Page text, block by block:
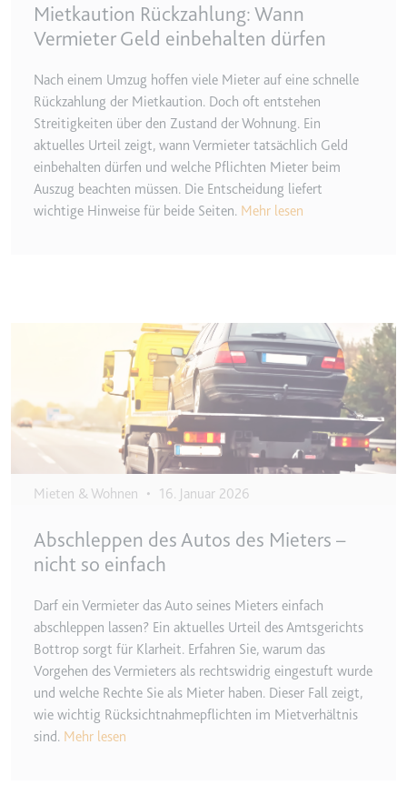
eingebetteten Inhalten zu
verfolgen.
Typ:
HTML Local Storage
YtIdbMeta#databases
Anbieter:
youtube.com
Zweck:
Wird verwendet, um die
IndexedDB
Mietkaution Rückzahlung: Wann
Vermieter Geld einbehalten dürfen
Nach einem Umzug hoffen viele Mieter auf eine schnelle
Rückzahlung der Mietkaution. Doch oft entstehen
Streitigkeiten über den Zustand der Wohnung. Ein
aktuelles Urteil zeigt, wann Vermieter tatsächlich Geld
einbehalten dürfen und welche Pflichten Mieter beim
Auszug beachten müssen. Die Entscheidung liefert
wichtige Hinweise für beide Seiten. Mehr lesen
Mieten & Wohnen • 16. Januar 2026
Abschleppen des Autos des Mieters –
nicht so einfach
Darf ein Vermieter das Auto seines Mieters einfach
abschleppen lassen? Ein aktuelles Urteil des Amtsgerichts
Bottrop sorgt für Klarheit. Erfahren Sie, warum das
Vorgehen des Vermieters als rechtswidrig eingestuft wurde
und welche Rechte Sie als Mieter haben. Dieser Fall zeigt,
wie wichtig Rücksichtnahmepflichten im Mietverhältnis
sind. Mehr lesen